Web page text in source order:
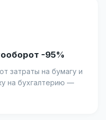
-95%
затраты на бумагу и
на бухгалтерию —